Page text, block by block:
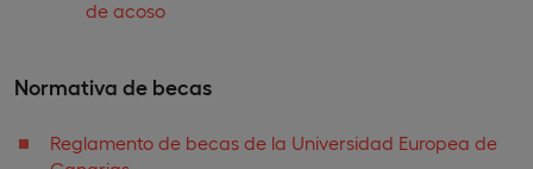
de acoso
Normativa de becas
Reglamento de becas de la Universidad Europea de